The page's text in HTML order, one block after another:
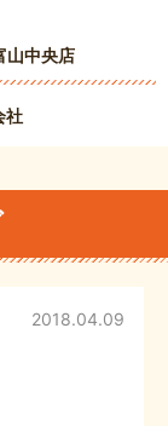
山中央店
社
2018.04.09